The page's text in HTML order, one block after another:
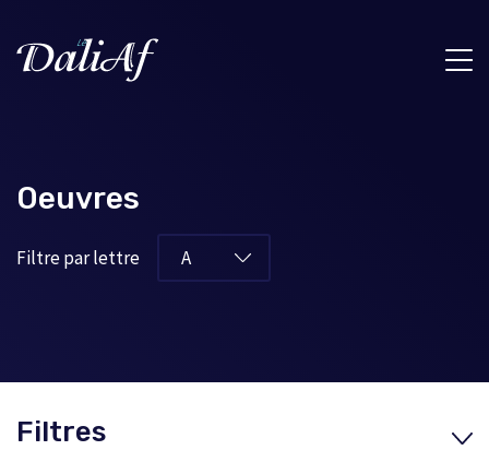
Oeuvres
Filtre par lettre
Filtres